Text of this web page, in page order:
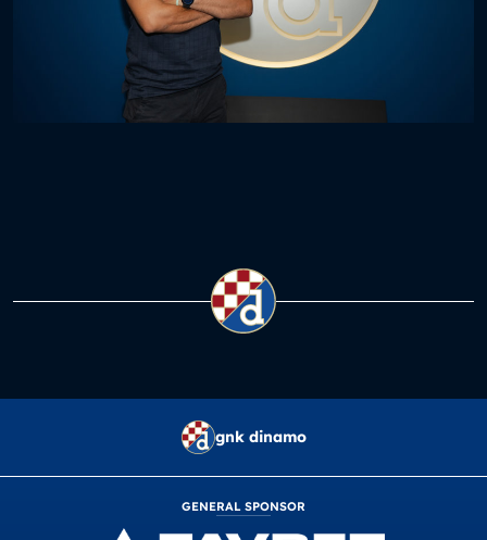
gnk dinamo
GENERAL SPONSOR